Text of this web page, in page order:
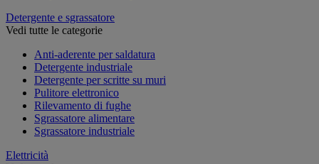
Detergente e sgrassatore
Vedi tutte le categorie
Anti-aderente per saldatura
Detergente industriale
Detergente per scritte su muri
Pulitore elettronico
Rilevamento di fughe
Sgrassatore alimentare
Sgrassatore industriale
Elettricità